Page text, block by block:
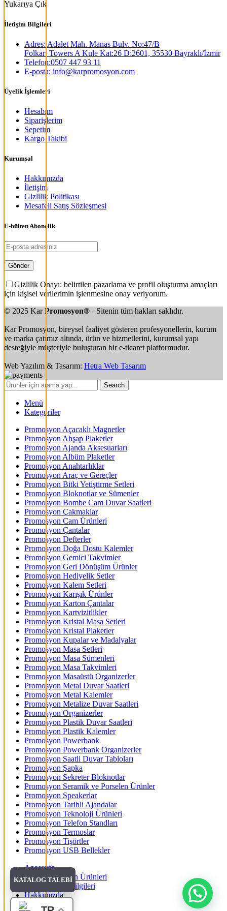
Yukarıya Çık
İletişim Bilgileri
Adres: Adalet Mah. Manas Bulv. No:47/B
Folkart Towers A Kule Kat:26 D:2601, 35530 Bayraklı/İzmir
Telefon:0507 447 93 11
E-posta: info@karpromosyon.com
Üyelik İşlemleri
Hesabım
Siparişlerim
Sepetim
Kargo Takibi
Kurumsal
Hakkımızda
İletişim
Gizlilik Politikası
Mesafeli Satış Sözleşmesi
E-bülten Abonelik
Gizlilik Onayı: belirtilen pazarlama ve profil oluşturma amaçları
için kişisel verilerimin işlenmesine onay veriyorum.
© 2025 KarPromosyon® - Sitenin tüm hakları saklıdır.
Kar Promosyon, bireysel faaliyet gösteren profesyonellerin, kurum
ve marka çatımız altında, ürün ve hizmetlerini, kurumsal yapı
desteğiyle müşteriyle buluşturan bir e-ticaret platformudur.
Web Yazılım & Tasarım: Hetra Web Tasarım
Search
Menü
Kategoriler
Promosyon Açacaklı Magnetler
Promosyon Ahşap Plaketler
Promosyon Ajanda Aksesuarları
Promosyon Albüm Plaketler
Promosyon Anahtarlıklar
Promosyon Araç ve Gereçler
Promosyon Bitki Yetiştirme Setleri
Promosyon Bloknotlar ve Sümenler
Promosyon Bombe Cam Duvar Saatleri
Promosyon Çakmaklar
Promosyon Cam Ürünleri
Promosyon Çantalar
Promosyon Defterler
Promosyon Doğa Dostu Kalemler
Promosyon Gemici Takvimler
Promosyon Geri Dönüşüm Ürünler
Promosyon Hediyelik Setler
Promosyon Kalem Setleri
Promosyon Karışık Ürünler
Promosyon Karton Çantalar
Promosyon Kartvizitlikler
Promosyon Kristal Masa Setleri
Promosyon Kristal Plaketler
Promosyon Kupalar ve Madalyalar
Promosyon Masa Setleri
Promosyon Masa Sümenleri
Promosyon Masa Takvimleri
Promosyon Masaüstü Organizerler
Promosyon Metal Duvar Saatleri
Promosyon Metal Kalemler
Promosyon Metalize Duvar Saatleri
Promosyon Organizerler
Promosyon Plastik Duvar Saatleri
Promosyon Plastik Kalemler
Promosyon Powerbank
Promosyon Powerbank Organizerler
Promosyon Saatli Duvar Tabloları
Promosyon Şapka
Promosyon Sekreter Bloknotlar
Promosyon Seramik ve Porselen Ürünler
Promosyon Speakerlar
Promosyon Tarihli Ajandalar
Promosyon Teknoloji Ürünleri
Promosyon Telefon Standları
Promosyon Termoslar
Promosyon Tişörtler
Promosyon USB Bellekler
Anasayfa
Tüm Promosyon Ürünleri
Banka Hesap Bilgileri
Hakkımızda
Blog
KATALOG TALEBİ